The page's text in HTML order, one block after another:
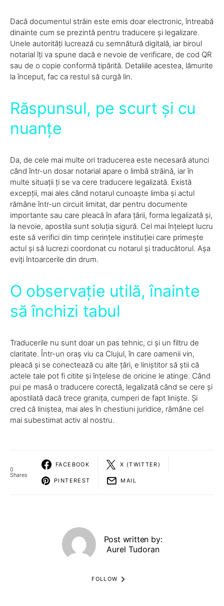
Dacă documentul străin este emis doar electronic, întreabă
dinainte cum se prezintă pentru traducere și legalizare.
Unele autorități lucrează cu semnătură digitală, iar biroul
notarial îți va spune dacă e nevoie de verificare, de cod QR
sau de o copie conformă tipărită. Detaliile acestea, lămurite
la început, fac ca restul să curgă lin.
Răspunsul, pe scurt și cu
nuanțe
Da, de cele mai multe ori traducerea este necesară atunci
când într-un dosar notarial apare o limbă străină, iar în
multe situații ți se va cere traducere legalizată. Există
excepții, mai ales când notarul cunoaște limba și actul
rămâne într-un circuit limitat, dar pentru documente
importante sau care pleacă în afara țării, forma legalizată și,
la nevoie, apostila sunt soluția sigură. Cel mai înțelept lucru
este să verifici din timp cerințele instituției care primește
actul și să lucrezi coordonat cu notarul și traducătorul. Așa
eviți întoarcerile din drum.
O observație utilă, înainte
să închizi tabul
Traducerile nu sunt doar un pas tehnic, ci și un filtru de
claritate. Într-un oraș viu ca Clujul, în care oamenii vin,
pleacă și se conectează cu alte țări, e liniștitor să știi că
actele tale pot fi citite și înțelese de oricine le atinge. Când
pui pe masă o traducere corectă, legalizată când se cere și
apostilată dacă trece granița, cumperi de fapt liniște. Și
cred că liniștea, mai ales în chestiuni juridice, rămâne cel
mai subestimat activ al nostru.
0
Shares
FACEBOOK X (TWITTER)
PINTEREST MAIL
Post written by:
Aurel Tudoran
FOLLOW